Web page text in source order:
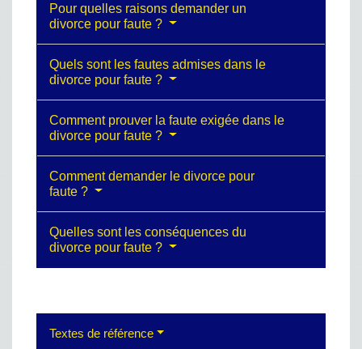
Pour quelles raisons demander un
divorce pour faute ?
Quels sont les fautes admises dans le
divorce pour faute ?
Comment prouver la faute exigée dans le
divorce pour faute ?
Comment demander le divorce pour
faute ?
Quelles sont les conséquences du
divorce pour faute ?
Textes de référence